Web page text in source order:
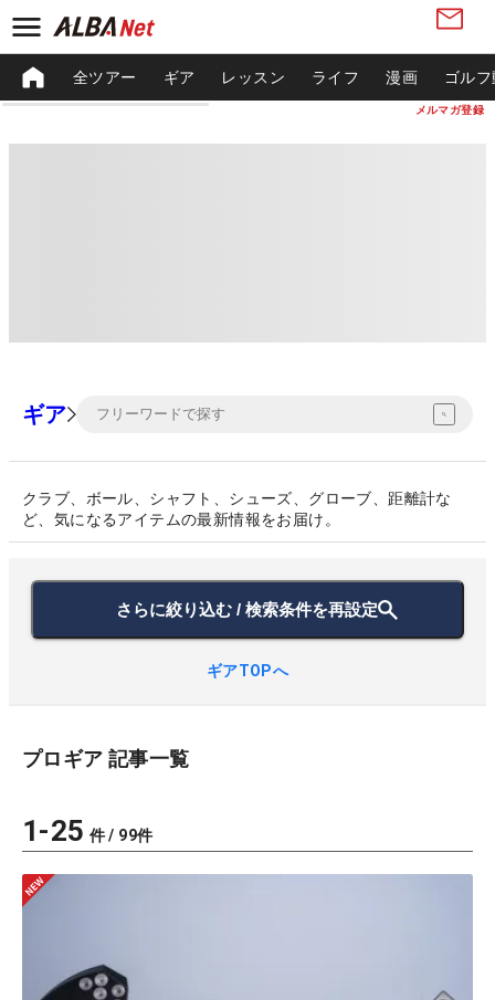
メルマガ登録
全ツアー ギア レッスン ライフ 漫画 ゴル
ギア
クラブ、ボール、シャフト、シューズ、グローブ、距離計な
ど、気になるアイテムの最新情報をお届け。
さらに絞り込む / 検索条件を再設定
ギアTOPへ
プロギア 記事一覧
1-25 件 / 99件